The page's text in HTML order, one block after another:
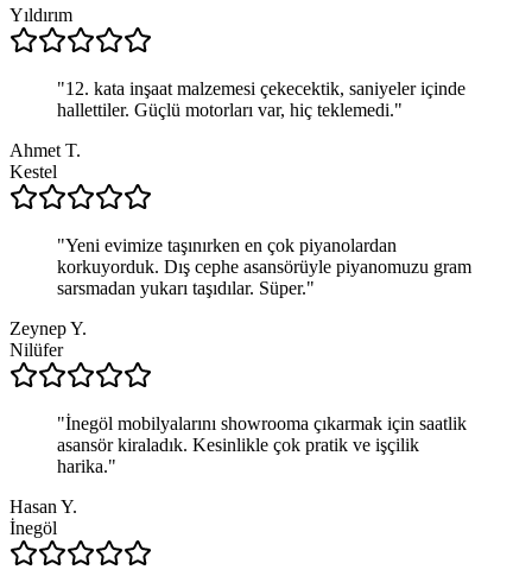
Yıldırım
"12. kata inşaat malzemesi çekecektik, saniyeler içinde
hallettiler. Güçlü motorları var, hiç teklemedi."
Ahmet T.
Kestel
"Yeni evimize taşınırken en çok piyanolardan
korkuyorduk. Dış cephe asansörüyle piyanomuzu gram
sarsmadan yukarı taşıdılar. Süper."
Zeynep Y.
Nilüfer
"İnegöl mobilyalarını showrooma çıkarmak için saatlik
asansör kiraladık. Kesinlikle çok pratik ve işçilik
harika."
Hasan Y.
İnegöl